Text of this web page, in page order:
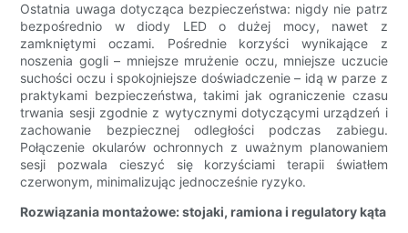
Ostatnia uwaga dotycząca bezpieczeństwa: nigdy nie patrz
bezpośrednio w diody LED o dużej mocy, nawet z
zamkniętymi oczami. Pośrednie korzyści wynikające z
noszenia gogli – mniejsze mrużenie oczu, mniejsze uczucie
suchości oczu i spokojniejsze doświadczenie – idą w parze z
praktykami bezpieczeństwa, takimi jak ograniczenie czasu
trwania sesji zgodnie z wytycznymi dotyczącymi urządzeń i
zachowanie bezpiecznej odległości podczas zabiegu.
Połączenie okularów ochronnych z uważnym planowaniem
sesji pozwala cieszyć się korzyściami terapii światłem
czerwonym, minimalizując jednocześnie ryzyko.
Rozwiązania montażowe: stojaki, ramiona i regulatory kąta